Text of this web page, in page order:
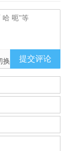
提交评论